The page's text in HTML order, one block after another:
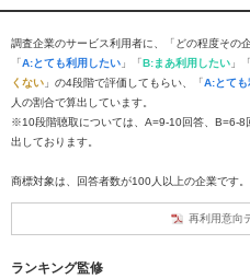
調査企業のサービス利用者に、「どの程度その
「A:とても利用したい 」「B:まあ利用したい 」「
くない 」の4段階で評価してもらい、「A:とても
人の割合で算出しています。
※10段階聴取については、A=9-10回答、B=6-8
出しております。
商標対象は、回答者数が100人以上の企業です。
再利用意向
ランキング監修